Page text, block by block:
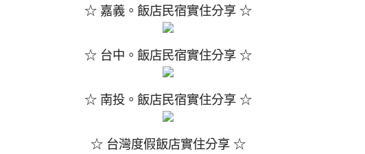
☆ 嘉義。飯店民宿實住分享 ☆
☆ 台中。飯店民宿實住分享 ☆
☆ 南投。飯店民宿實住分享 ☆
☆ 台灣度假飯店實住分享 ☆